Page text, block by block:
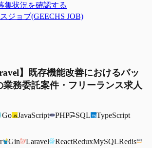
集状況を確認する
ジョブ(GEECHS JOB)
】既存機能改善におけるバッ
業務委託案件・フリーランス求人
Go JavaScript PHP SQL TypeScript
Gin Laravel ReactReduxMySQLRedis